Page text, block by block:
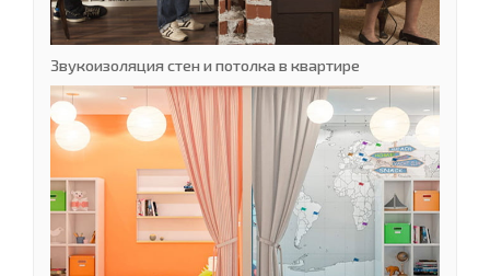
Звукоизоляция стен и потолка в квартире